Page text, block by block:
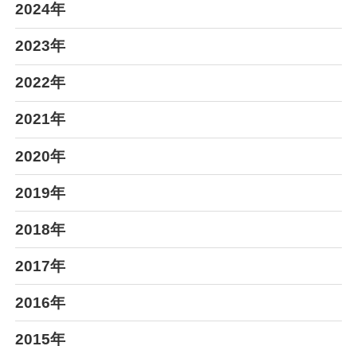
2024年
2023年
2022年
2021年
2020年
2019年
2018年
2017年
2016年
2015年